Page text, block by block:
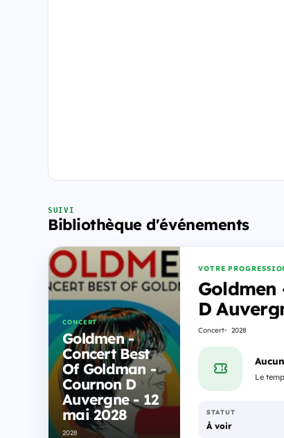
SUIVI
Bibliothèque d'événements
CONCERT
Goldmen -
Concert Best
Of Goldman -
Cournon D
Auvergne - 12
mai 2028
2028
VOTRE
Goldmen
D
Concert 2028
Le
STATUT
À voir